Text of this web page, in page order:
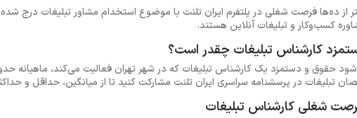
از ده‌ها فرصت شغلی در پلتفرم ایران تلنت با موضوع استخدام مشاور تبلیغات درج
کسب‌وکار و تبلیغات آنلاین هستند.
کارشناس تبلیغات چقدر است؟
تبلیغات در پرسشنامه سراسری ایران تلنت مشارکت کنید تا از میانگین، حداقل و